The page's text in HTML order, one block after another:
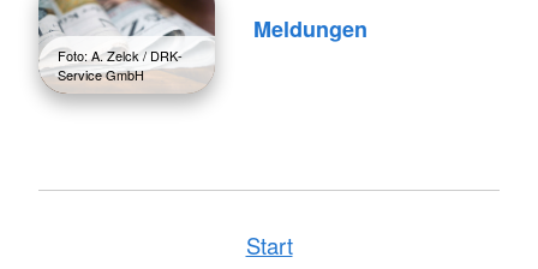
Foto: A. Zelck / DRK-
Service GmbH
Meldungen
Start